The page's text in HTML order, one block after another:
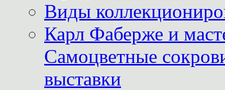
Виды
Карл Фаберже и
Самоцветные
выставки